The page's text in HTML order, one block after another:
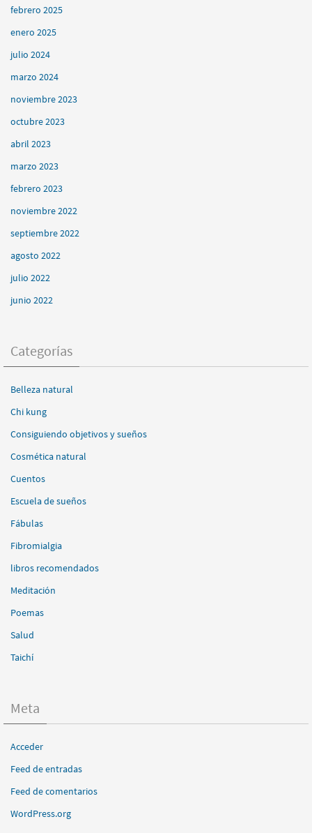
febrero 2025
enero 2025
julio 2024
marzo 2024
noviembre 2023
octubre 2023
abril 2023
marzo 2023
febrero 2023
noviembre 2022
septiembre 2022
agosto 2022
julio 2022
junio 2022
Categorías
Belleza natural
Chi kung
Consiguiendo objetivos y sueños
Cosmética natural
Cuentos
Escuela de sueños
Fábulas
Fibromialgia
libros recomendados
Meditación
Poemas
Salud
Taichí
Meta
Acceder
Feed de entradas
Feed de comentarios
WordPress.org